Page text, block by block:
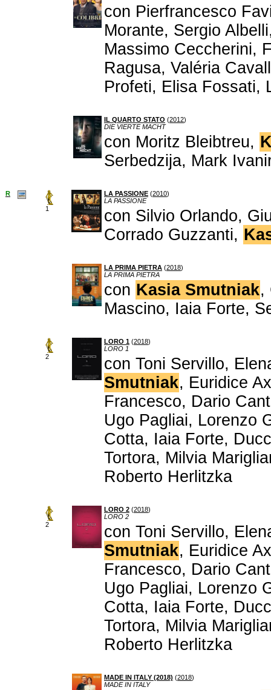
con Pierfrancesco
Morante, Sergio
Massimo Ceccherini,
Ragusa, Valéria
Profeti, Elisa Fossati,
IL QUARTO STATO (2012)
DIE VIERTE MACHT
con Moritz Bleibtreu,
Serbedzija, Mark
R
1
LA PASSIONE (2010)
LA PASSIONE
con Silvio Orlando,
Corrado Guzzanti,
LA PRIMA PIETRA (2018)
LA PRIMA PIETRA
con Kasia Smutniak,
Mascino, Iaia Forte,
2
LORO 1 (2018)
LORO 1
con Toni Servillo,
Smutniak, Euridice
Francesco, Dario
Ugo Pagliai, Lorenzo
Cotta, Iaia Forte,
Tortora, Milvia
Roberto Herlitzka
2
LORO 2 (2018)
LORO 2
con Toni Servillo,
Smutniak, Euridice
Francesco, Dario
Ugo Pagliai, Lorenzo
Cotta, Iaia Forte,
Tortora, Milvia
Roberto Herlitzka
MADE IN ITALY (2018) (2018)
MADE IN ITALY